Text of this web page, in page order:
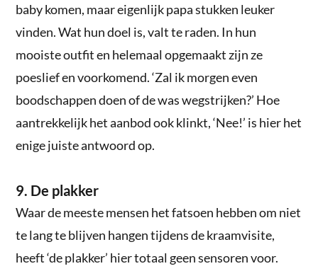
baby komen, maar eigenlijk papa stukken leuker
vinden. Wat hun doel is, valt te raden. In hun
mooiste outfit en helemaal opgemaakt zijn ze
poeslief en voorkomend. ‘Zal ik morgen even
boodschappen doen of de was wegstrijken?’ Hoe
aantrekkelijk het aanbod ook klinkt, ‘Nee!’ is hier het
enige juiste antwoord op.
9. De plakker
Waar de meeste mensen het fatsoen hebben om niet
te lang te blijven hangen tijdens de kraamvisite,
heeft ‘de plakker’ hier totaal geen sensoren voor.